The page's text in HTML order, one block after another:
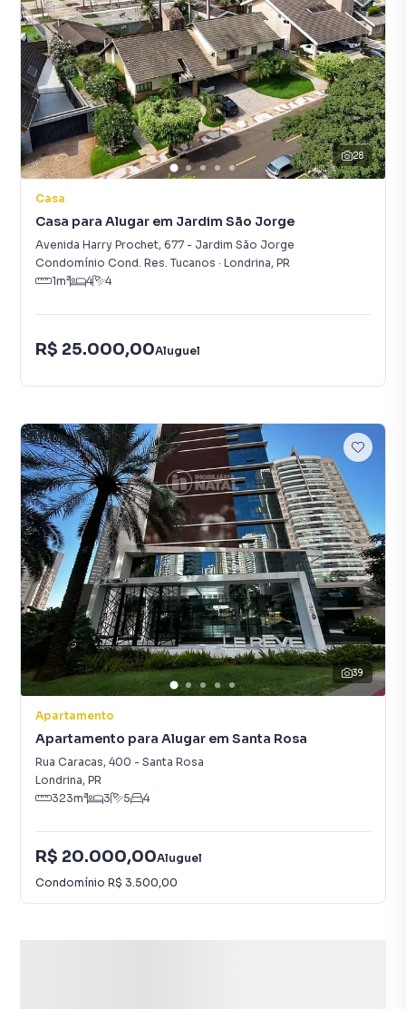
28
Casa
Casa para Alugar em Jardim São Jorge
Avenida Harry Prochet, 677 - Jardim São Jorge
Condomínio Cond. Res. Tucanos · Londrina, PR
1m² 4 4
R$ 25.000,00Aluguel
39
Apartamento
Apartamento para Alugar em Santa Rosa
Rua Caracas, 400 - Santa Rosa
Londrina, PR
323m² 3 5 4
R$ 20.000,00Aluguel
Condomínio R$ 3.500,00